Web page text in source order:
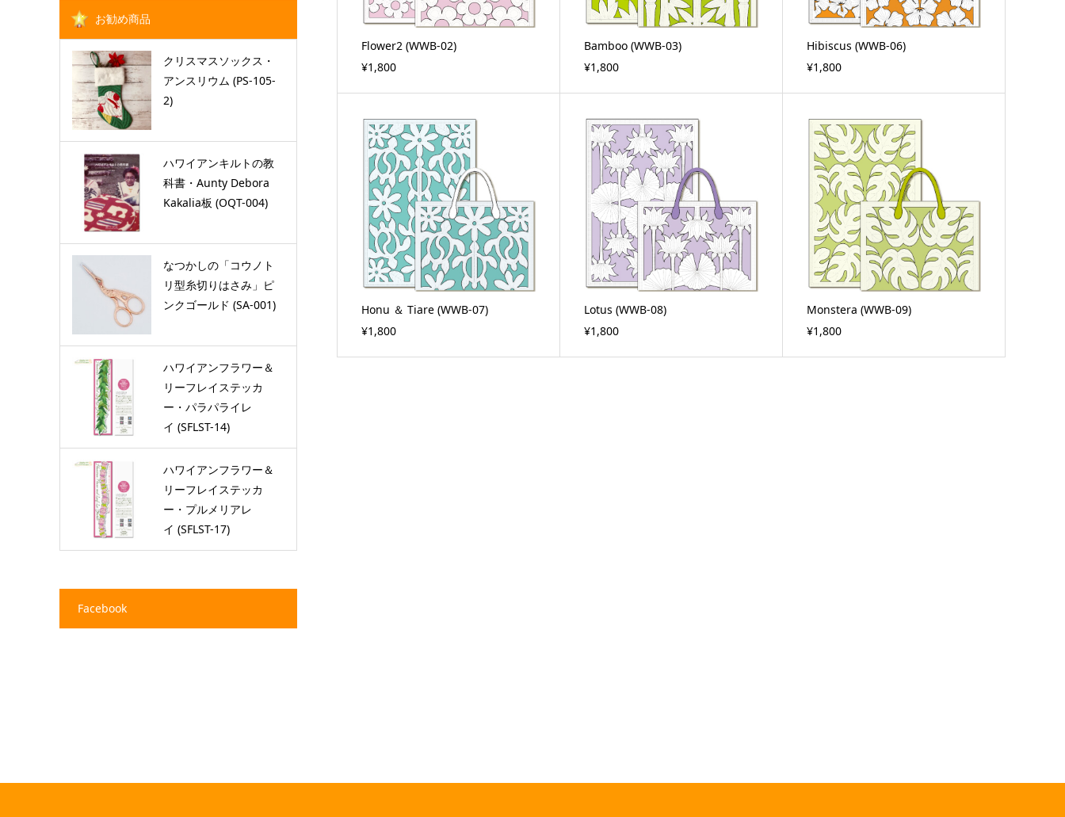
Flower2 (WWB-02)
¥1,800
Bamboo (WWB-03)
¥1,800
Hibiscus (WWB-06)
¥1,800
Honu ＆ Tiare (WWB-07)
¥1,800
Lotus (WWB-08)
¥1,800
Monstera (WWB-09)
¥1,800
お勧め商品
クリスマスソックス・
アンスリウム (PS-105-
2)
ハワイアンキルトの教
科書・Aunty Debora
Kakalia板 (OQT-004)
なつかしの「コウノト
リ型糸切りはさみ」ピ
ンクゴールド (SA-001)
ハワイアンフラワー＆
リーフレイステッカ
ー・パラパライレ
イ (SFLST-14)
ハワイアンフラワー＆
リーフレイステッカ
ー・プルメリアレ
イ (SFLST-17)
Facebook